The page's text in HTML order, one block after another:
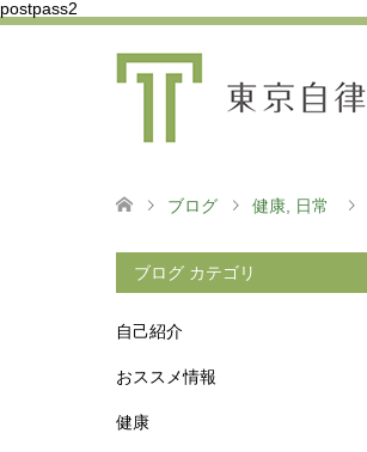
postpass2
ブログ 健康 日常
ブログ カテゴリ
自己紹介
おススメ情報
健康